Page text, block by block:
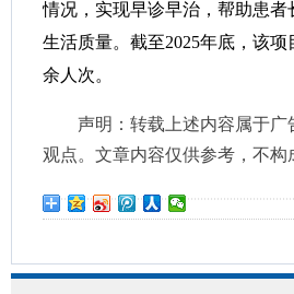
情况，实现早诊早治，帮助患
生活质量。截至2025年底，该
余人次。
声明：转载上述内容属于
观点。文章内容仅供参考，不